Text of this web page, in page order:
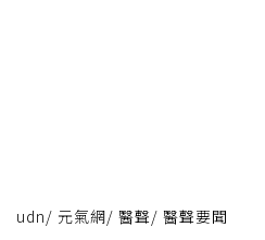
udn/ 元氣網/ 醫聲/ 醫聲要聞